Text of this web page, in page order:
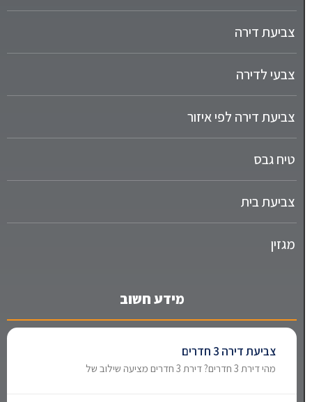
צביעת דירה
צבעי לדירה
צביעת דירה לפי איזור
טיח גבס
צביעת בית
מגזין
מידע חשוב
צביעת דירה 3 חדרים
מהי דירת 3 חדרים? דירת 3 חדרים מציעה שילוב של